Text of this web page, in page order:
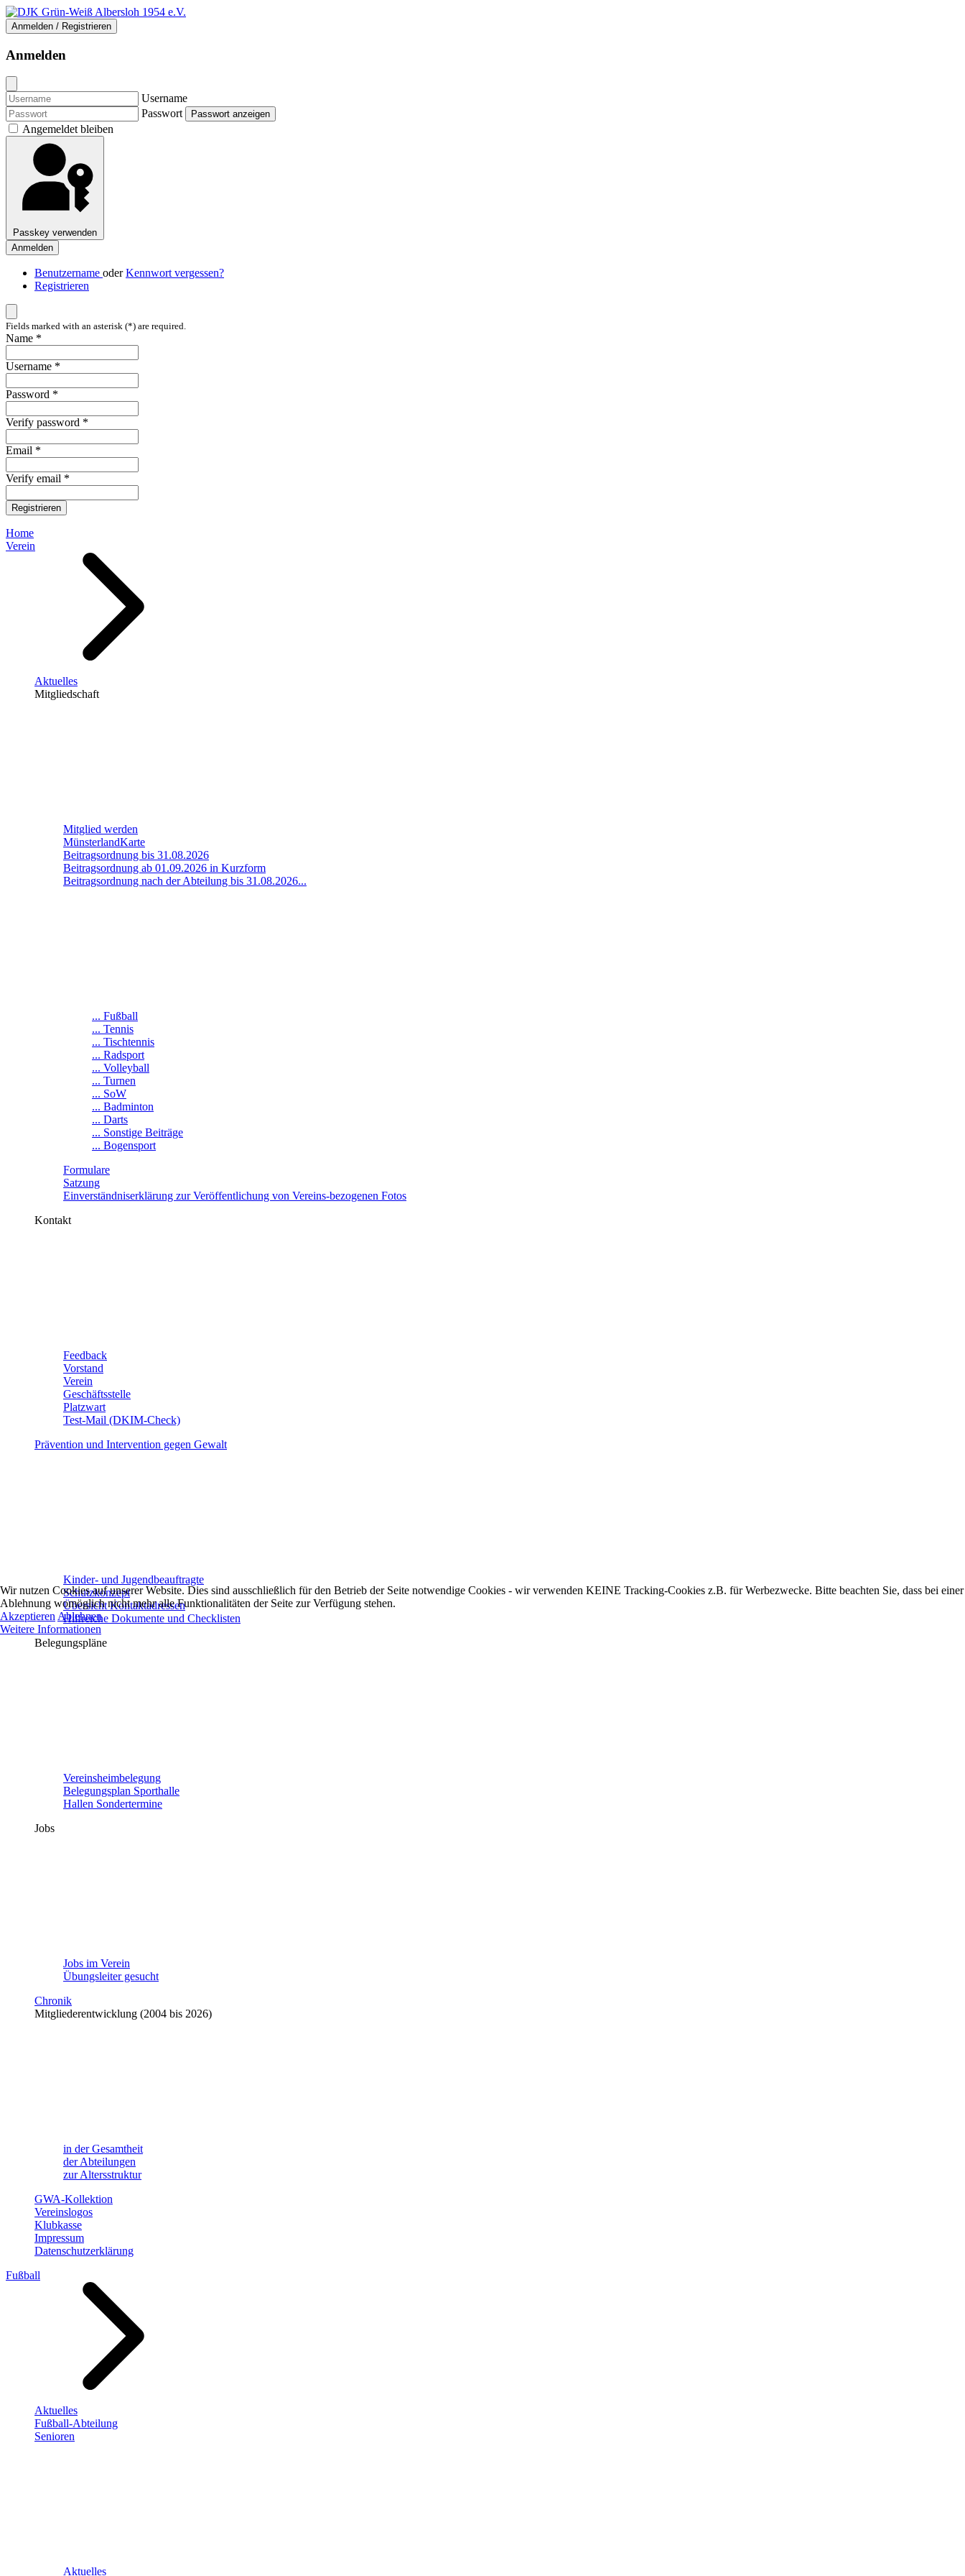
Anmelden / Registrieren
Anmelden
Username
Passwort
Passwort anzeigen
Angemeldet bleiben
Passkey verwenden
Anmelden
Benutzername oderKennwort vergessen?
Registrieren
Fields marked with an asterisk (*) are required.
Name *
Username *
Password *
Verify password *
Email *
Verify email *
Registrieren
Home
Verein
Aktuelles
Mitgliedschaft
Mitglied werden
MünsterlandKarte
Beitragsordnung bis 31.08.2026
Beitragsordnung ab 01.09.2026 in Kurzform
Beitragsordnung nach der Abteilung bis 31.08.2026...
... Fußball
... Tennis
... Tischtennis
... Radsport
... Volleyball
... Turnen
... SoW
... Badminton
... Darts
... Sonstige Beiträge
... Bogensport
Formulare
Satzung
Einverständniserklärung zur Veröffentlichung von Vereins-bezogenen Fotos
Kontakt
Feedback
Vorstand
Verein
Geschäftsstelle
Platzwart
Test-Mail (DKIM-Check)
Prävention und Intervention gegen Gewalt
Kinder- und Jugendbeauftragte
Schutzkonzept
Übersicht Kontaktadressen
Hilfreiche Dokumente und Checklisten
Belegungspläne
Vereinsheimbelegung
Belegungsplan Sporthalle
Hallen Sondertermine
Jobs
Jobs im Verein
Übungsleiter gesucht
Chronik
Mitgliederentwicklung (2004 bis 2026)
in der Gesamtheit
der Abteilungen
zur Altersstruktur
GWA-Kollektion
Vereinslogos
Klubkasse
Impressum
Datenschutzerklärung
Fußball
Aktuelles
Fußball-Abteilung
Senioren
Aktuelles
Wir nutzen Cookies auf unserer Website. Dies sind ausschließlich für den Betrieb der Seite notwendige Cookies - wir verwenden KEINE Tracking-Cookies z.B. für Werbezwecke. Bitte beachten Sie, dass bei einer
Ablehnung womöglich nicht mehr alle Funktionalitäten der Seite zur Verfügung stehen.
Akzeptieren Ablehnen
Weitere Informationen